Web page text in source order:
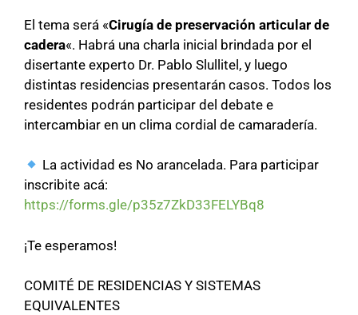
El tema será «Cirugía de preservación articular de
cadera«. Habrá una charla inicial brindada por el
disertante experto Dr. Pablo Slullitel, y luego
distintas residencias presentarán casos. Todos los
residentes podrán participar del debate e
intercambiar en un clima cordial de camaradería.
La actividad es No arancelada. Para participar
inscribite acá:
https://forms.gle/p35z7ZkD33FELYBq8
¡Te esperamos!
COMITÉ DE RESIDENCIAS Y SISTEMAS
EQUIVALENTES